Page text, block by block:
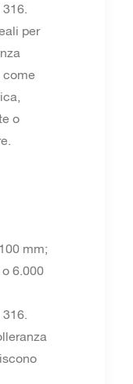
316.
per
come
o
mm;
6.000
316.